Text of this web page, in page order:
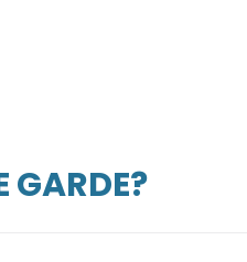
GARDE?